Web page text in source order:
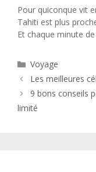
Pour quiconque vit
Tahiti est plus
Et chaque minute
Catégories
Voyage
Les meilleures
9 bons conseils
limité